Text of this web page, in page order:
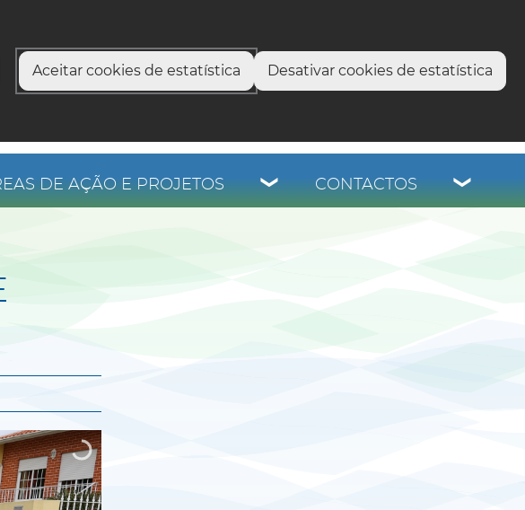
Aceitar cookies de estatística Desativar cookies de estatística
DE AÇÃO E PROJETOS CONTACTOS